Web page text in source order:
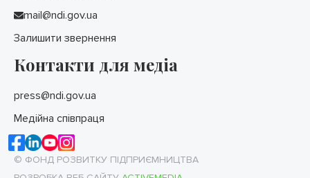
mail@ndi.gov.ua
Залишити звернення
Контакти для медіа
press@ndi.gov.ua
Медійна співпраця
© ФОНД РОЗВИТКУ ПІДПРИЄМНИЦТВА